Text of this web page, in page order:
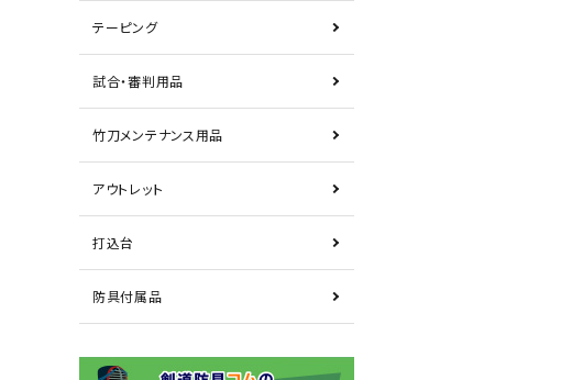
テーピング
試合・審判用品
竹刀メンテナンス用品
アウトレット
打込台
防具付属品